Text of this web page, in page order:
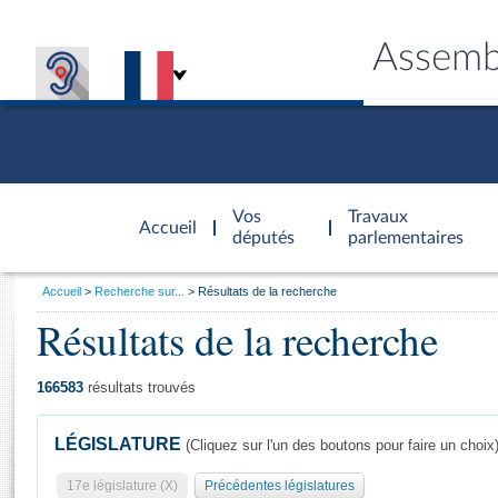
Accueil
d'accueil
Vos
députés
Travaux
parlementaires
Général
Vous
Accueil Recherche sur... Résultats de la recherche
Résultats de la recherche
166583 résultats trouvés
LÉGISLATURE (Cliquez sur l'un des boutons pour faire un choix)
17e législature (X) Précédentes législatures